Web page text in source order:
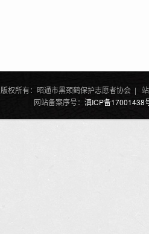
版权所有：昭通市黑颈鹤保护志愿者协会 |
网站备案序号： 滇ICP备17001438